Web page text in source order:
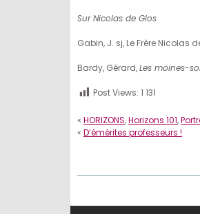
Sur Nicolas de Glos
Gabin, J. sj, Le Frère Nicolas
Bardy, Gérard,Les moines-
Post Views: 1 131
« HORIZONS,Horizons 101,
« D’émérites professeurs !